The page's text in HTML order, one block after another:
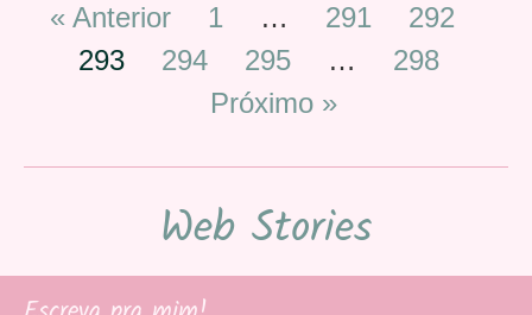
« Anterior 1 … 291
292
293
294 295 …
298
Próximo »
Web Stories